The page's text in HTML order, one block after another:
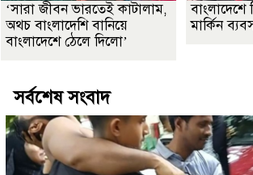
‘সারা জীবন ভারতেই কাটালাম,
অথচ বাংলাদেশি বানিয়ে
বাংলাদেশে ঠেলে দিলো’
মার্কিন
সর্বশেষ সংবাদ